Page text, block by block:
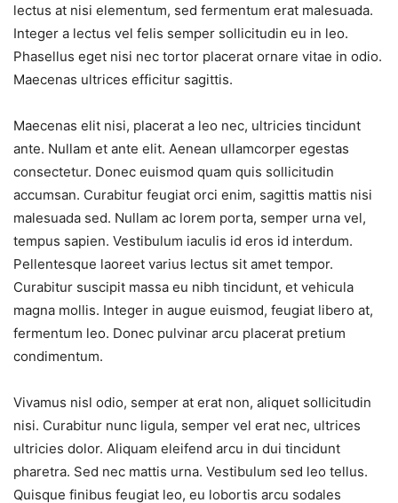
lectus at nisi elementum, sed fermentum erat malesuada.
Integer a lectus vel felis semper sollicitudin eu in leo.
Phasellus eget nisi nec tortor placerat ornare vitae in odio.
Maecenas ultrices efficitur sagittis.
Maecenas elit nisi, placerat a leo nec, ultricies tincidunt
ante. Nullam et ante elit. Aenean ullamcorper egestas
consectetur. Donec euismod quam quis sollicitudin
accumsan. Curabitur feugiat orci enim, sagittis mattis nisi
malesuada sed. Nullam ac lorem porta, semper urna vel,
tempus sapien. Vestibulum iaculis id eros id interdum.
Pellentesque laoreet varius lectus sit amet tempor.
Curabitur suscipit massa eu nibh tincidunt, et vehicula
magna mollis. Integer in augue euismod, feugiat libero at,
fermentum leo. Donec pulvinar arcu placerat pretium
condimentum.
Vivamus nisl odio, semper at erat non, aliquet sollicitudin
nisi. Curabitur nunc ligula, semper vel erat nec, ultrices
ultricies dolor. Aliquam eleifend arcu in dui tincidunt
pharetra. Sed nec mattis urna. Vestibulum sed leo tellus.
Quisque finibus feugiat leo, eu lobortis arcu sodales